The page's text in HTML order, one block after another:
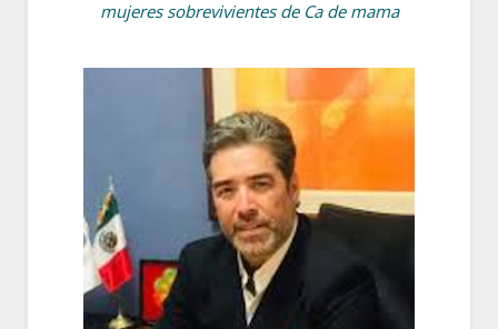
mujeres sobrevivientes de Ca de mama